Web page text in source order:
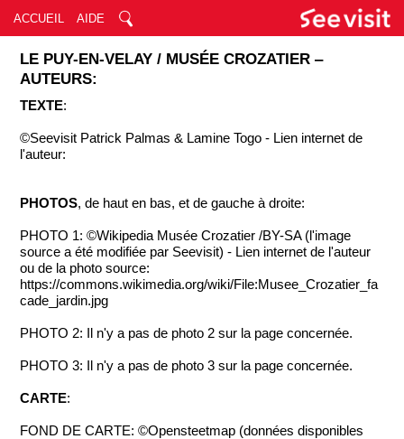
ACCUEIL AIDE
LE PUY-EN-VELAY / MUSÉE CROZATIER ‒
AUTEURS:
TEXTE:
©Seevisit Patrick Palmas & Lamine Togo - Lien internet de
l'auteur:
PHOTOS, de haut en bas, et de gauche à droite:
PHOTO 1: ©Wikipedia Musée Crozatier /BY-SA (l'image
source a été modifiée par Seevisit) - Lien internet de l'auteur
ou de la photo source:
https://commons.wikimedia.org/wiki/File:Musee_Crozatier_fa
cade_jardin.jpg
PHOTO 2: Il n'y a pas de photo 2 sur la page concernée.
PHOTO 3: Il n'y a pas de photo 3 sur la page concernée.
CARTE:
FOND DE CARTE: ©Opensteetmap (données disponibles